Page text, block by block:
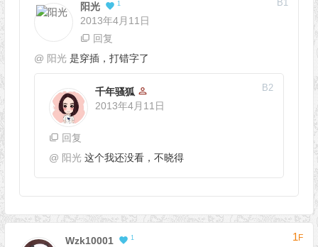
阳光 1
2013年4月11日
B1
回复
@ 阳光是穿插，打错字了
千年骚狐
2013年4月11日
B2
回复
@ 阳光这个我还没看，不晓得
Wzk10001 1 1F